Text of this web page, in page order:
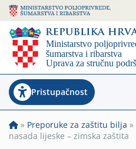
Pristupačnost
» Preporuke za zaštitu bilja »
nasada lijeske – zimska zaštita